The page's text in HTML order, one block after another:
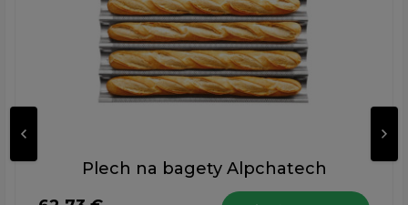
Plech na bagety Alpchatech